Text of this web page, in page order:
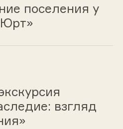
поселения у
взгляд